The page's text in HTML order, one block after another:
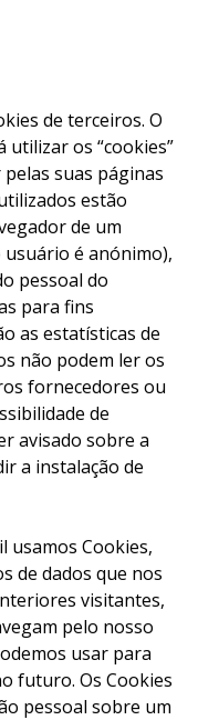
de terceiros. O
os “cookies”
suas páginas
estão
de um
é anónimo),
pessoal do
para fins
as estatísticas de
não podem ler os
fornecedores ou
de
avisado sobre a
a instalação de
usamos Cookies,
de dados que nos
visitantes,
pelo nosso
usar para
futuro. Os Cookies
pessoal sobre um